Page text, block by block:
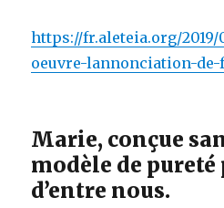
https://fr.aleteia.org/
oeuvre-lannonciation-
Marie, conçue
modèle de
d’entre nous.